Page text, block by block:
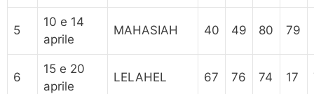
5
10 e 14
aprile
MAHASIAH 40 49 80 79
6
15 e 20
aprile
LELAHEL 67 76 74 17